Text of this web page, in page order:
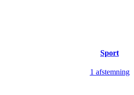
Sport
1 afstemning